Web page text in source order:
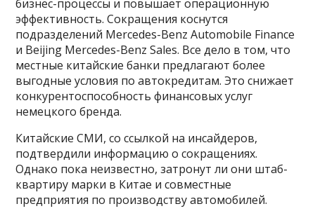
бизнес-процессы и повышает операционную
эффективность. Сокращения коснутся
подразделений Mercedes-Benz Automobile Finance
и Beijing Mercedes-Benz Sales. Все дело в том, что
местные китайские банки предлагают более
выгодные условия по автокредитам. Это снижает
конкурентоспособность финансовых услуг
немецкого бренда.
Китайские СМИ, со ссылкой на инсайдеров,
подтвердили информацию о сокращениях.
Однако пока неизвестно, затронут ли они штаб-
квартиру марки в Китае и совместные
предприятия по производству автомобилей.